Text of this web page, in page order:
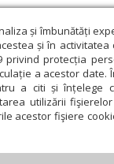
și îmbunătăți
și în activitatea
privind protecția
a acestor date.
a citi și înțelege
utilizării
acestor fişiere
presă
și Cultură